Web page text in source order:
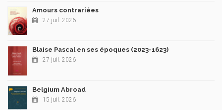
Amours contrariées
27 juil. 2026
Blaise Pascal en ses époques (2023-1623)
27 juil. 2026
Belgium Abroad
15 juil. 2026